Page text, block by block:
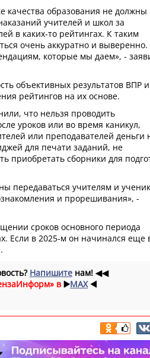
качества образования не должны
учителей и школ за
в каких-то рейтингах. К таким
очень аккуратно и
которые мы даем», -
объективных результатов ВПР и
рейтингов на их основе.
что нельзя проводить
уроков или во время каникул,
или преподавателей деньги
для печати заданий, не
приобретать сборники для
передаваться учителям и
и прорешивания», -
сроков основного периода
Если в 2025-м он начинался еще
Напишите нам! ◀◀
в ▶️MAX ◀️